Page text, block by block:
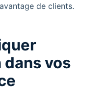
de clients.
dans vos